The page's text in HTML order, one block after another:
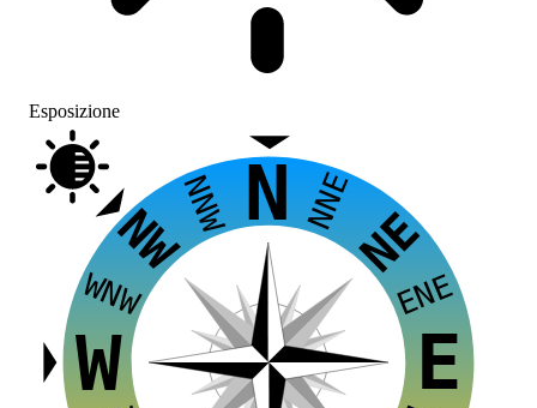
Esposizione
E
W
N
NW NE
NNE
ENE
WNW
NNW